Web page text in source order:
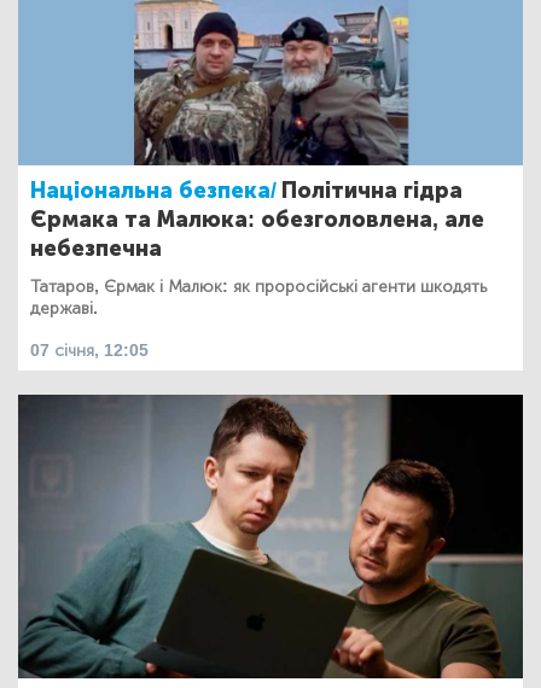
Національна безпека/ Політична гідра
Єрмака та Малюка: обезголовлена, але
небезпечна
Татаров, Єрмак і Малюк: як проросійські агенти шкодять
державі.
07 січня, 12:05